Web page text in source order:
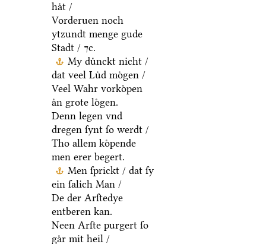
haͤt /
Vorderuen noch
ytzundt menge gude
Stadt / ⁊c.
My duͤnckt nicht /
dat veel Luͤd moͤgen /
Veel Wahr vorkoͤpen
aͤn grote loͤgen.
Denn legen vnd
dregen ſynt ſo werdt /
Tho allem koͤpende
men erer begert.
Men ſprickt / dat ſy
ein ſalich Man /
De der Arſtedye
entberen kan.
Neen Arſte purgert ſo
gaͤr mit heil /